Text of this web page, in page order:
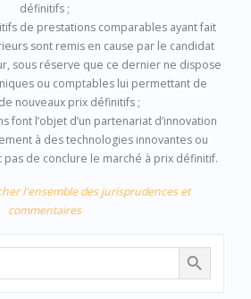
définitifs ;
de prestations comparables ayant fait
sont remis en cause par le candidat
sous réserve que ce dernier ne dispose
ou comptables lui permettant de
nouveaux prix définitifs ;
font l’objet d’un partenariat d’innovation
à des technologies innovantes ou
de conclure le marché à prix définitif.
l'ensemble des jurisprudences et
commentaires
Search Search Button